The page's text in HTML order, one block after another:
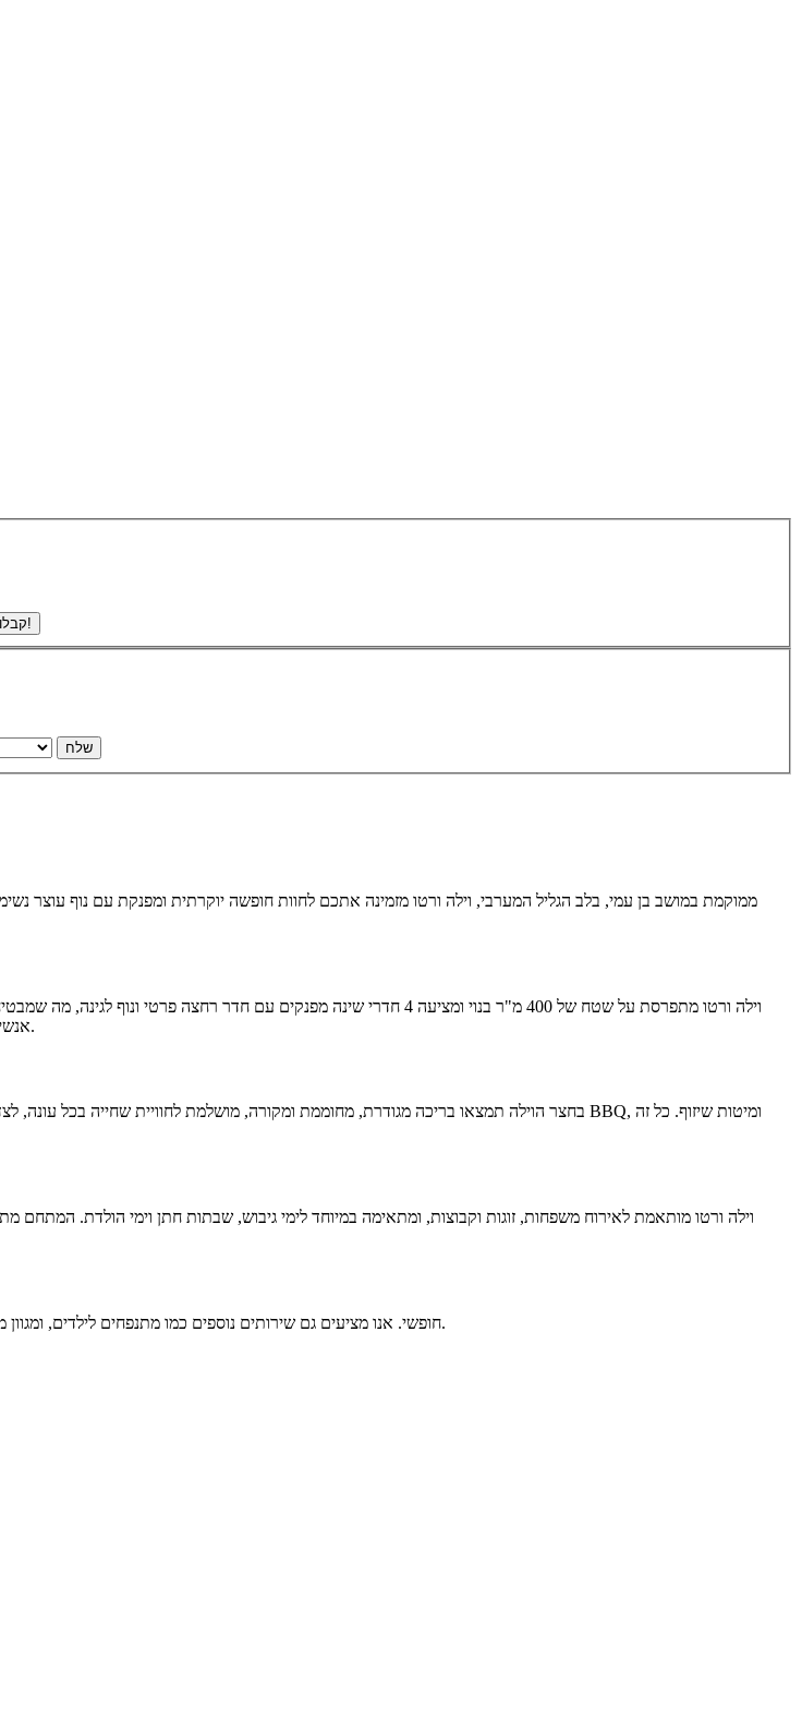
קבלו דילים!
שלח
ממוקמת במושב בן עמי, בלב הגליל המערבי, וילה ורטו מזמינה אתכם לחוות חופשה יוקרתית ומפנקת עם נוף עוצר
אנשים. למטבח המאובזר יש את כל מה שצריך להכנת ארוחות טעימות, כולל תנור, כיריים חשמליות ותמי 4.
וילה ורטו מותאמת לאירוח משפחות, זוגות וקבוצות, ומתאימה במיוחד לימי גיבוש, שבתות חתן וימי הולדת.
וילה ורטו מציעה חניה זמינה ל-10 רכבים ואינטרנט אלחוטי (WiFi) חופשי. אנו מציעים גם שירותים נוספים כמו מתנפחים לילדים, ומגוון משחקים לחוויה משפחתית מושלמת.